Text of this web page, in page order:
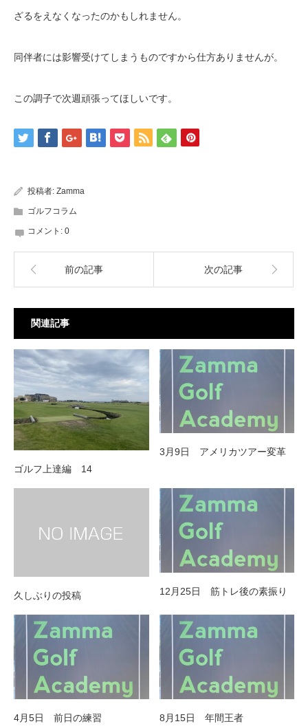
ざるをえなくなったのかもしれません。
同伴者には影響受けてしまうものですから仕方ありませんが。
この調子で次週頑張ってほしいです。
投稿者: Zamma
ゴルフコラム
コメント: 0
前の記事 次の記事
関連記事
ゴルフ上達編 14
3月9日 アメリカツアー変革
久しぶりの投稿 12月25日 筋トレ後の素振り
4月5日 前日の練習 8月15日 年間王者